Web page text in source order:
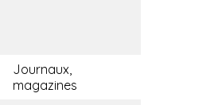
Journaux,
magazines